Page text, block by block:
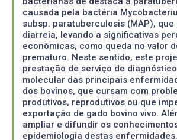
causada pela bactéria
subsp. paratuberculosis (MAP),
diarreia, levando a significativas
econômicas, como queda no valor
prematuro. Neste sentido, este
prestação de serviço de
molecular das principais
dos bovinos, que cursam com
produtivos, reprodutivos ou que
exportação de gado bovino vivo.
ampliar e difundir os
epidemiologia destas